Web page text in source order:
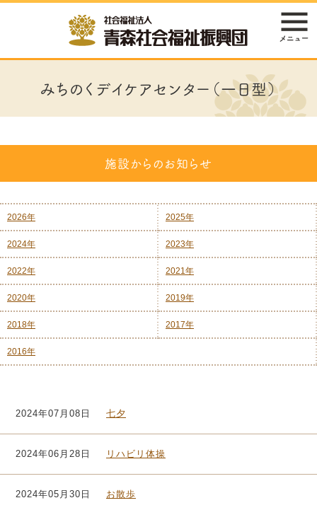
みちのくデイケアセンター（一日型）
施設からのお知らせ
2026年 2025年
2024年 2023年
2022年 2021年
2020年 2019年
2018年 2017年
2016年
2024年07月08日 七夕
2024年06月28日 リハビリ体操
2024年05月30日 お散歩